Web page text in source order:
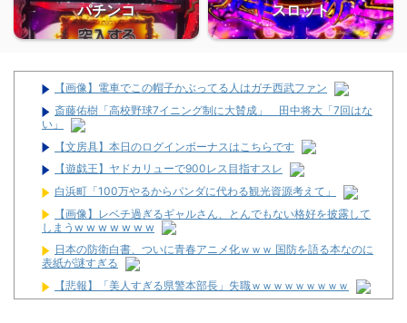
パチンコ スロット
【画像】電車でこの帽子かぶってる人はガチ西武ファン
斎藤佑樹「高校野球7イニング制に大賛成」 田中将大「7回はな
い」
【文房具】本日のログインボーナスはこちらです
【遊戯王】ヤドカリューで900レス目指すスレ
白浜町「100万やるからパンダに代わる観光資源考えて」
【画像】レベチ過ぎるギャルさん、とんでもない格好を披露して
しまうw w w w w w w
日本の防衛白書、ついに青春アニメ化ｗｗｗ 国防を語る本なのに
表紙が謎すぎる
【悲報】「美人すぎる県警本部長」失職ｗｗｗｗｗｗｗｗｗ